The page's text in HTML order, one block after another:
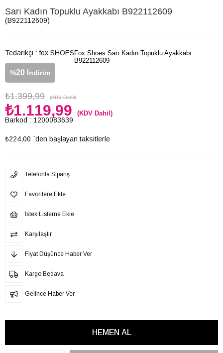
Sarı Kadın Topuklu Ayakkabı B922112609
(B922112609)
Tedarikçi : fox SHOES
%20 İndirim
₺1.399,99 (KDV Dahil)
₺1.119,99 (KDV Dahil)
Barkod : 1200083639
₺224,00 `den başlayan taksitlerle
Fox Shoes Sarı Kadın Topuklu Ayakkabı
B922112609
Telefonla Sipariş
Favorilere Ekle
İstek Listeme Ekle
Karşılaştır
Fiyat Düşünce Haber Ver
Kargo Bedava
Gelince Haber Ver